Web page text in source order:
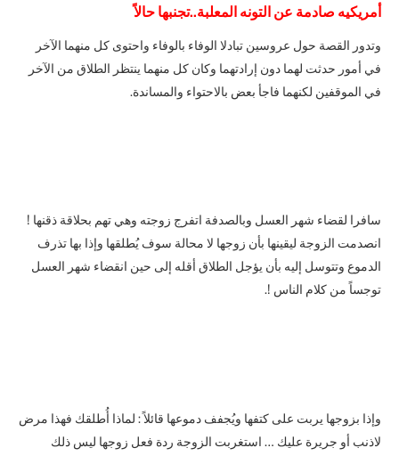
أمريكيه صادمة عن التونه المعلبة..تجنبها حالاً
وتدور القصة حول عروسين تبادلا الوفاء بالوفاء واحتوى كل منهما الآخر
في أمور حدثت لهما دون إرادتهما وكان كل منهما ينتظر الطلاق من الآخر
في الموقفين لكنهما فاجأ بعض بالاحتواء والمساندة.
سافرا لقضاء شهر العسل وبالصدفة اتفرج زوجته وهي تهم بحلاقة ذقنها !
انصدمت الزوجة ليقينها بأن زوجها لا محالة سوف يُطلقها وإذا بها تذرف
الدموع وتتوسل إليه بأن يؤجل الطلاق أقله إلى حين انقضاء شهر العسل
توجساً من كلام الناس !.
وإذا بزوجها يربت على كتفها ويُجفف دموعها قائلاً : لماذا أُطلقك فهذا مرض
لاذنب أو جريرة عليك … استغربت الزوجة ردة فعل زوجها ليس ذلك